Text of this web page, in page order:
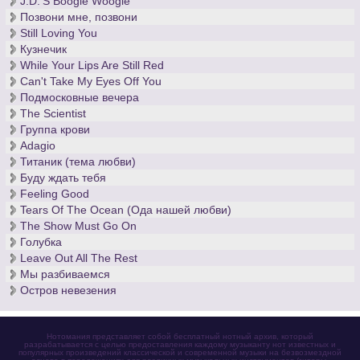
Позвони мне, позвони
Still Loving You
Кузнечик
While Your Lips Are Still Red
Can't Take My Eyes Off You
Подмосковные вечера
The Scientist
Группа крови
Adagio
Титаник (тема любви)
Буду ждать тебя
Feeling Good
Tears Of The Ocean (Ода нашей любви)
The Show Must Go On
Голубка
Leave Out All The Rest
Мы разбиваемся
Остров невезения
Нотомания представляет собой бесплатный нотный архив, который
разрабатывается с целью предоставления каждому музыканту нот известных и
популярных произведений классической и современной музыки на безвозмездной